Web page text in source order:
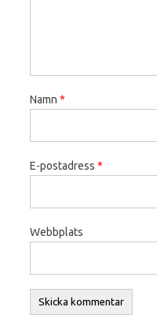
Namn *
E-postadress *
Webbplats